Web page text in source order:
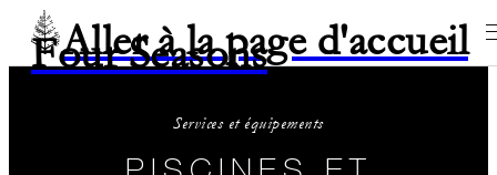
Aller à la page d'accueil
Four Seasons
Services et équipements